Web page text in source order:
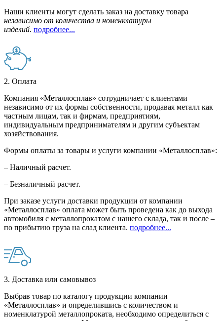
Наши клиенты могут сделать заказ на доставку товара
независимо от количества и номенклатуры
изделий. подробнее...
2. Оплата
Компания «Металлосплав» сотрудничает с клиентами
независимо от их формы собственности, продавая металл как
частным лицам, так и фирмам, предприятиям,
индивидуальным предпринимателям и другим субъектам
хозяйствования.
Формы оплаты за товары и услуги компании «Металлосплав»:
– Наличный расчет.
– Безналичный расчет.
При заказе услуги доставки продукции от компании
«Металлосплав» оплата может быть проведена как до выхода
автомобиля с металлопрокатом с нашего склада, так и после –
по прибытию груза на слад клиента. подробнее...
3. Доставка или самовывоз
Выбрав товар по каталогу продукции компании
«Металлосплав» и определившись с количеством и
номенклатурой металлопроката, необходимо определиться с